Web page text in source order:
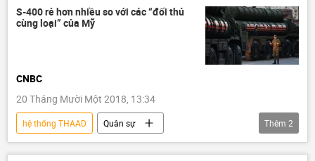
S-400 rẻ hơn nhiều so với các “đối thủ
cùng loại” của Mỹ
CNBC
20 Tháng Mười Một 2018, 13:34
hệ thống THAAD
Quân sự
Liên bang Nga
S-400 Hoa Kỳ
Thêm 2